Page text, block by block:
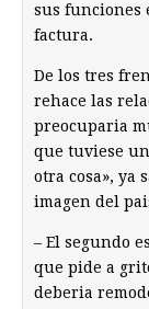
sus funciones
factura.
De los tres
rehace las
preocuparia
que tuviese
otra cosa», ya
imagen del
– El segundo
que pide a
deberia